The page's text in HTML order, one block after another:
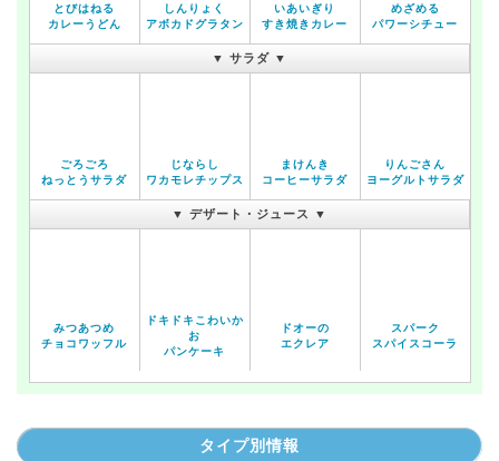
とびはねる
カレーうどん
しんりょく
アボカドグラタン
いあいぎり
すき焼きカレー
めざめる
パワーシチュー
▼ サラダ ▼
ごろごろ
ねっとうサラダ
じならし
ワカモレチップス
まけんき
コーヒーサラダ
りんごさん
ヨーグルトサラダ
▼ デザート・ジュース ▼
みつあつめ
チョコワッフル
ドキドキこわいか
お
パンケーキ
ドオーの
エクレア
スパーク
スパイスコーラ
タイプ別情報